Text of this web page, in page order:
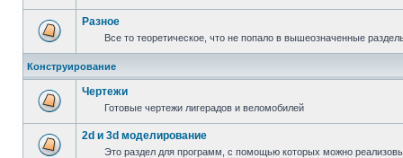
Разное
Все то теоретическое, что не попало в вышеозначенные
Конструирование
Чертежи
Готовые чертежи лигерадов и веломобилей
2d и 3d моделирование
Это раздел для программ, с помощью которых можно